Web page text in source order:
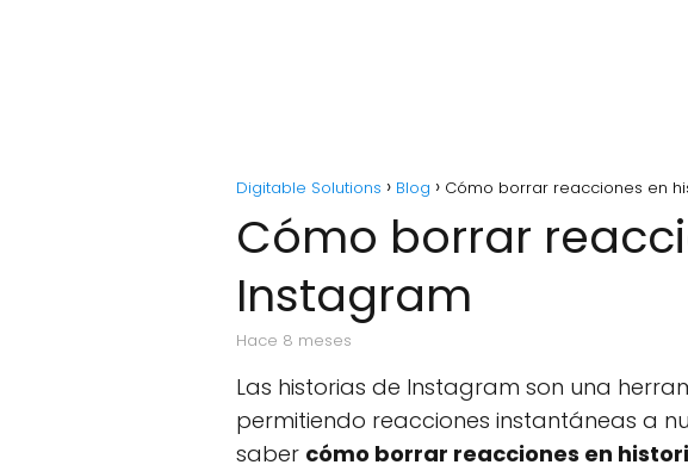
Digitable Solutions Blog Cómo borrar reacciones en
Cómo borrar
Instagram
hace 8 meses
Las historias de Instagram son una
permitiendo reacciones instantáneas a
saber cómo borrar reacciones en